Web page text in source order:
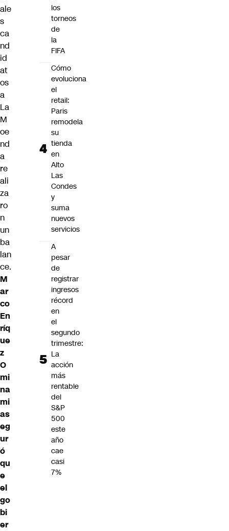
ale
s
ca
nd
id
at
os
a
La
M
oe
nd
a
re
ali
za
ro
n
un
ba
lan
ce.
M
ar
co
En
ríq
ue
z
O
mi
na
mi
as
eg
ur
ó
qu
e
el
go
bi
er
los
torneos
de
la
FIFA
Cómo
evoluciona
el
retail:
Paris
remodela
su
tienda
en
Alto
Las
Condes
y
suma
nuevos
servicios
A
pesar
de
registrar
ingresos
récord
en
el
segundo
trimestre:
La
acción
más
rentable
del
S&P
500
este
año
cae
casi
7%